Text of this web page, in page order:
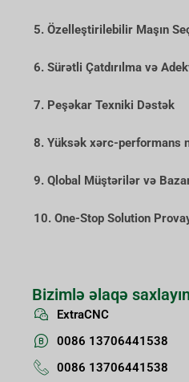
5. Özelleştirilebilir Maşın
6. Sürətli Çatdırılma və
7. Peşəkar Texniki Dəstək
8. Yüksək xərc-performans
9. Qlobal Müştərilər və
10. One-Stop Solution
Bizimlə əlaqə saxlayın
ExtraCNC
0086 13706441538
0086 13706441538